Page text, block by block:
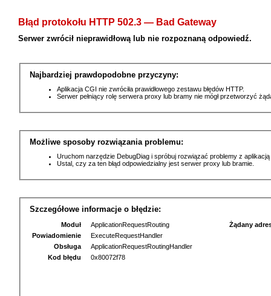
Błąd protokołu HTTP 502.3 — Bad Gateway
Serwer zwrócił nieprawidłową lub nie rozpoznaną odpowiedź.
Najbardziej prawdopodobne przyczyny:
Aplikacja CGI nie zwróciła prawidłowego zestawu błędów HTTP.
Serwer pełniący rolę serwera proxy lub bramy nie mógł przetworzyć
Możliwe sposoby rozwiązania problemu:
Uruchom narzędzie DebugDiag i spróbuj rozwiązać problemy z
Ustal, czy za ten błąd odpowiedzialny jest serwer proxy lub bramie.
Szczegółowe informacje o błędzie:
Moduł
ApplicationRequestRouting
Powiadomienie
ExecuteRequestHandler
Obsługa
ApplicationRequestRoutingHandler
Kod błędu
0x80072f78
Żądany